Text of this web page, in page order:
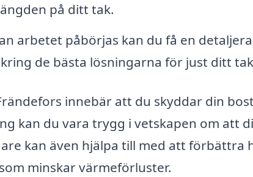
på ditt tak.
arbetet påbörjas kan du få en
de bästa lösningarna för just ditt
innebär att du skyddar din
kan du vara trygg i vetskapen om att
kan även hjälpa till med att förbättra
minskar värmeförluster.